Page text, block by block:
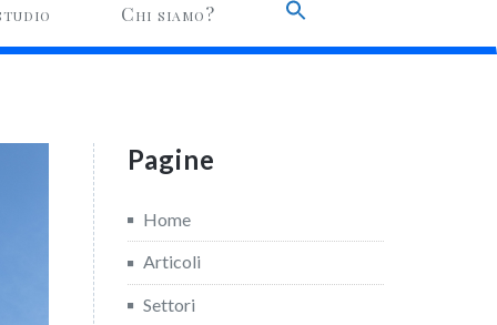
Chi siamo?
Pagine
Home
Articoli
Settori